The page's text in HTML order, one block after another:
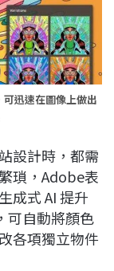
迅速在圖像上做出
設計時，都需
瑣，Adobe表
成式 AI 提升
可自動將顏色
各項獨立物件